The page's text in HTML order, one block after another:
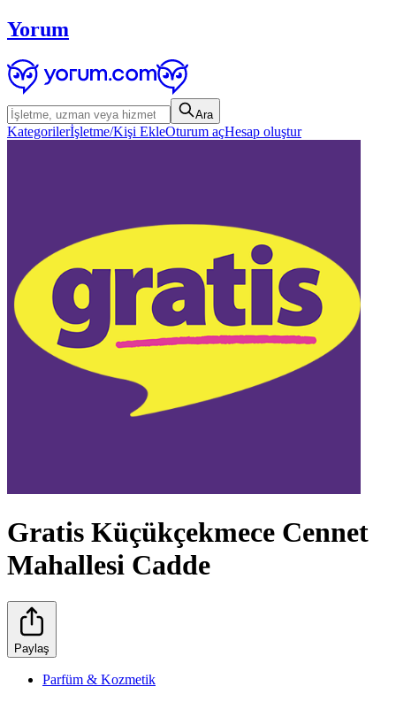
Yorum
Ara
Kategorilerİşletme/Kişi EkleOturum açHesap oluştur
Gratis Küçükçekmece Cennet
Mahallesi Cadde
Paylaş
Parfüm & Kozmetik